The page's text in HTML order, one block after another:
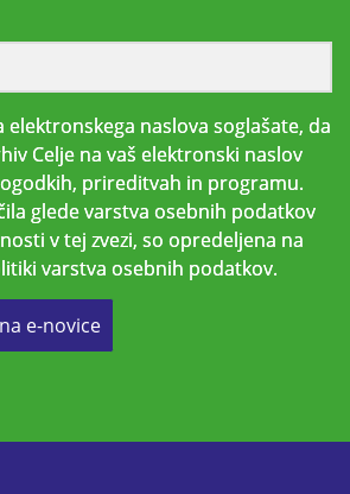
elektronskega naslova soglašate, da
Celje na vaš elektronski naslov
prireditvah in programu.
glede varstva osebnih podatkov
v tej zvezi, so opredeljena na
varstva osebnih podatkov.
e-novice